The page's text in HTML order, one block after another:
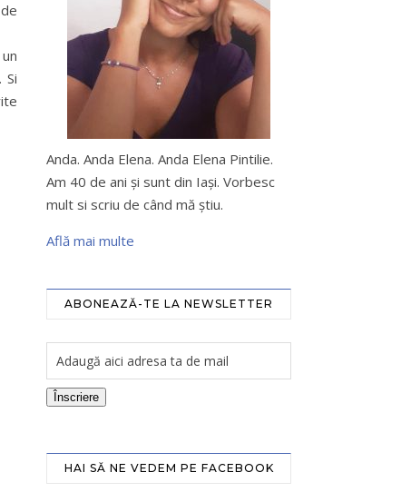
Si
Anda. Anda Elena. Anda Elena Pintilie.
Am 40 de ani şi sunt din Iaşi. Vorbesc
mult si scriu de când mă ştiu.
Află mai multe
ABONEAZĂ-TE LA NEWSLETTER
Înscriere
HAI SĂ NE VEDEM PE FACEBOOK